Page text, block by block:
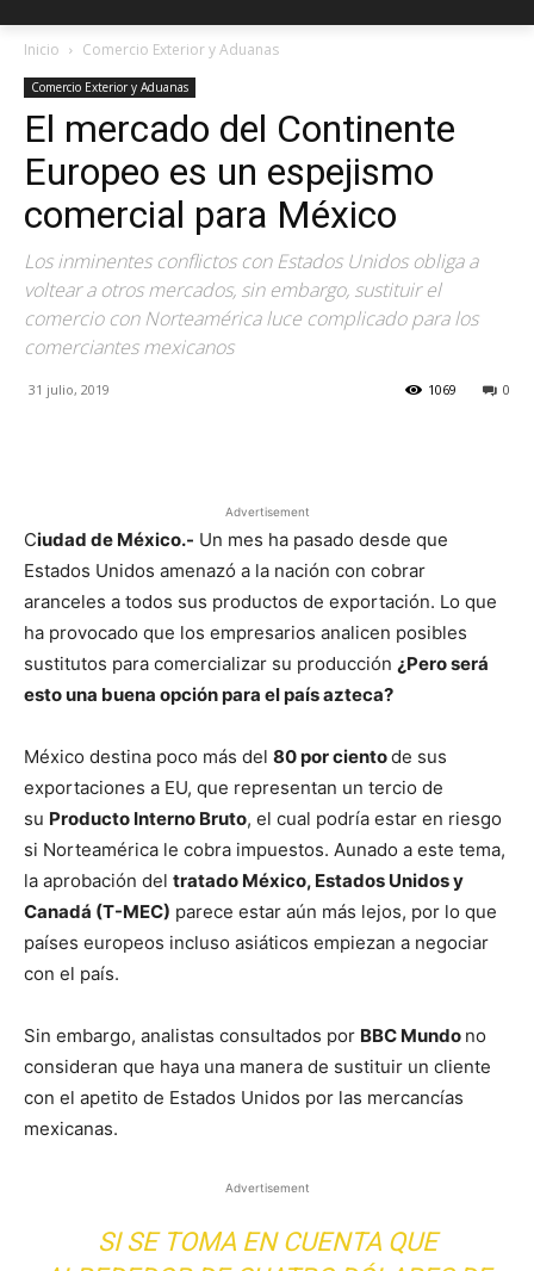
Inicio Comercio Exterior y Aduanas
Comercio Exterior y Aduanas
El mercado del Continente
Europeo es un espejismo
comercial para México
Los inminentes conflictos con Estados Unidos obliga a
voltear a otros mercados, sin embargo, sustituir el
comercio con Norteamérica luce complicado para los
comerciantes mexicanos
31 julio, 2019 0
1069
Advertisement
Ciudad de México.- Un mes ha pasado desde que
Estados Unidos amenazó a la nación con cobrar
aranceles a todos sus productos de exportación. Lo que
ha provocado que los empresarios analicen posibles
sustitutos para comercializar su producción ¿Pero será
esto una buena opción para el país azteca?
México destina poco más del 80 por cientode sus
exportaciones a EU, que representan un tercio de
su Producto Interno Bruto, el cual podría estar en riesgo
si Norteamérica le cobra impuestos. Aunado a este tema,
la aprobación del tratado México, Estados Unidos y
Canadá (T-MEC) parece estar aún más lejos, por lo que
países europeos incluso asiáticos empiezan a negociar
con el país.
Sin embargo, analistas consultados por BBC Mundo no
consideran que haya una manera de sustituir un cliente
con el apetito de Estados Unidos por las mercancías
mexicanas.
Advertisement
SI SE TOMA EN CUENTA QUE